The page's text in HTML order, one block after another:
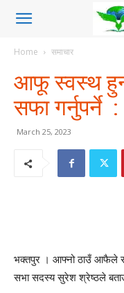
Home समाचार
आफू स्वस्थ
सफा गर्नुपर्ने
March 25, 2023
भक्तपुर । आफ्नो ठाउँ आफैले
सभा सदस्य सुरेश श्रेष्ठले